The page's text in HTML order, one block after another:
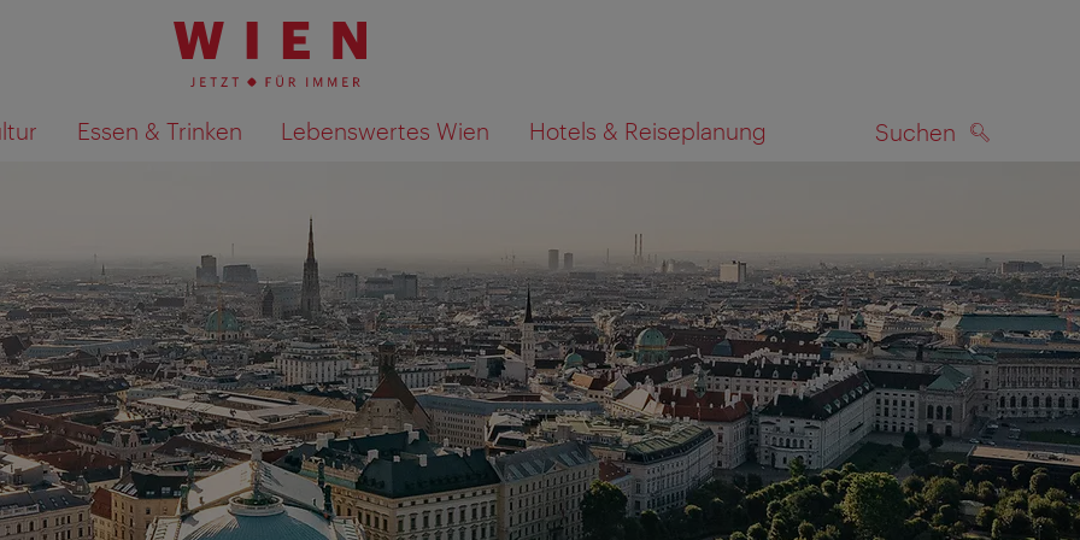
Essen & Trinken Lebenswertes Wien Hotels & Reiseplanung Suchen